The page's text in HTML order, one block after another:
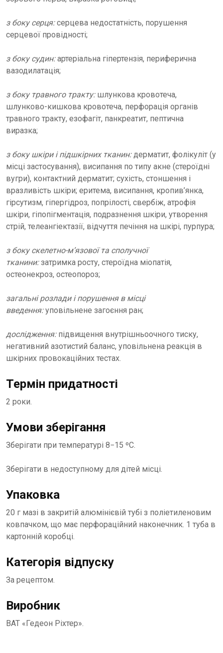
з боку серця:серцева недостатність, порушення
серцевої провідності;
з боку судин:артеріальна гіпертензія, периферична
вазодилатація;
з боку травного тракту: шлункова кровотеча,
шлунково-кишкова кровотеча, перфорація органів
травного тракту, езофагіт, панкреатит, пептична
виразка;
з боку шкіри і підшкірних тканин:дерматит, фолікуліт (у
місці застосування), висипання по типу акне (стероїдні
вугри), контактний дерматит; сухість, стоншення і
вразливість шкіри; еритема, висипання, кропив’янка,
гірсутизм, гіпергідроз, попрілості, свербіж, атрофія
шкіри, гіпопігментація, подразнення шкіри, утворення
стрій, телеангіектазії, відчуття печіння на шкірі, пурпура;
з боку скелетно-м’язової та сполучної
тканини:затримка росту, стероїдна міопатія,
остеонекроз, остеопороз;
загальні розлади і порушення в місці
введення:уповільнене загоєння ран;
дослідження: підвищення внутрішньоочного тиску,
негативний азотистий баланс, уповільнена реакція в
шкірних провокаційних тестах.
Термін придатності
2 роки.
Умови зберігання
Зберігати при температурі 8−15 ºC.
Зберігати в недоступному для дітей місці.
Упаковка
20 г мазі в закритій алюмінієвій тубі з поліетиленовим
ковпачком, що має перфораційний наконечник. 1 туба в
картонній коробці.
Категорія відпуску
За рецептом.
Виробник
ВАТ «Гедеон Ріхтер».